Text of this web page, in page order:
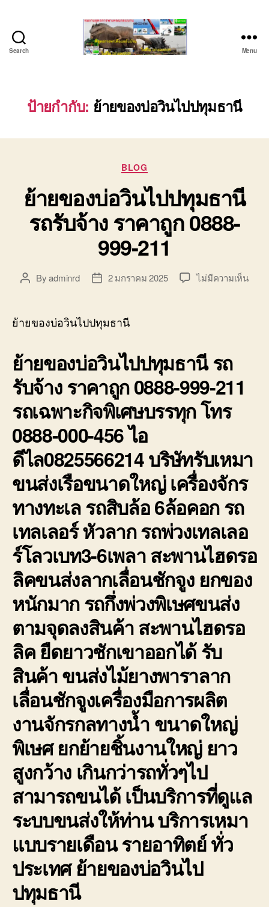
Search
เครื่องจักร
ระยอง
(บริษัท
พาณิชย์
บริการ
รถยก
รถ
รับจ้าง
ใน
เขต
บ่อ
วิน
Menu
ป้ายกำกับ: ย้ายของบ่อวินไปปทุมธานี
Categories
BLOG
ย้ายของบ่อวินไปปทุมธานี
รถรับจ้าง ราคาถูก 0888-
999-211
PostByadminrd
Post2 มกราคม 2025 ไม่มีความเห็นบน
ย้ายของบ่อวินไปปทุมธานี
ย้ายของบ่อวินไปปทุมธานี รถ
รับจ้าง ราคาถูก 0888-999-211
รถเฉพาะกิจพิเศษบรรทุก โทร
0888-000-456 ไอ
ดีไล0825566214 บริษัทรับเหมา
ขนส่งเรือขนาดใหญ่ เครื่องจักร
ทางทะเล รถสิบล้อ 6ล้อคอก รถ
เทลเลอร์ หัวลาก รถพ่วงเทลเลอ
ร์โลวเบท3-6เพลา สะพานไฮดรอ
ลิคขนส่งลากเลื่อนชักจูง ยกของ
หนักมาก รถกึ่งพ่วงพิเษศขนส่ง
ตามจุดลงสินค้า สะพานไฮดรอ
ลิค ยืดยาวชักเขาออกได้ รับ
สินค้า ขนส่งไม้ยางพาราลาก
เลื่อนชักจูงเครื่องมือการผลิต
งานจักรกลทางน้ำ ขนาดใหญ่
พิเษศ ยกย้ายชิ้นงานใหญ่ ยาว
สูงกว้าง เกินกว่ารถทั่วๆไป
สามารถขนได้ เป็นบริการที่ดูแล
ระบบขนส่งให้ท่าน บริการเหมา
แบบรายเดือน รายอาทิตย์ ทั่ว
ประเทศ ย้ายของบ่อวินไป
ปทุมธานี